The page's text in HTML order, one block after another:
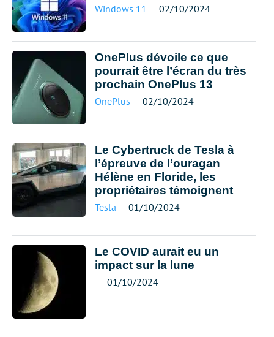
Windows 11 02/10/2024
OnePlus dévoile ce que
pourrait être l’écran du très
prochain OnePlus 13
OnePlus 02/10/2024
Le Cybertruck de Tesla à
l’épreuve de l’ouragan
Hélène en Floride, les
propriétaires témoignent
Tesla 01/10/2024
Le COVID aurait eu un
impact sur la lune
01/10/2024